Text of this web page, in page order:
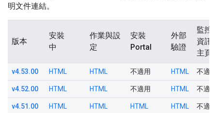
明文件連結。
版本
安裝
中
作業與設
定
安裝
Portal
外部
驗證
監控
資訊
主頁
v4.53.00 HTML HTML 不適用 HTML 不適用
v4.52.00 HTML HTML 不適用 HTML 不適用
v4.51.00 HTML HTML HTML HTML 不適用